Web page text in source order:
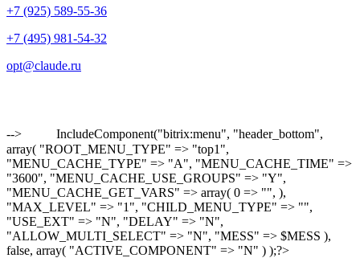
+7 (925) 589-55-36
+7 (495) 981-54-32
opt@claude.ru
-->
IncludeComponent("bitrix:menu", "header_bottom",
array( "ROOT_MENU_TYPE" => "top1",
"MENU_CACHE_TYPE" => "A", "MENU_CACHE_TIME" =>
"3600", "MENU_CACHE_USE_GROUPS" => "Y",
"MENU_CACHE_GET_VARS" => array( 0 => "", ),
"MAX_LEVEL" => "1", "CHILD_MENU_TYPE" => "",
"USE_EXT" => "N", "DELAY" => "N",
"ALLOW_MULTI_SELECT" => "N", "MESS" => $MESS ),
false, array( "ACTIVE_COMPONENT" => "N" ) );?>